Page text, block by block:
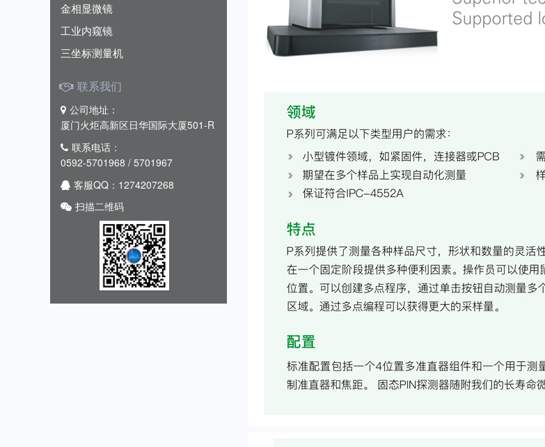
金相显微镜
工业内窥镜
三坐标测量机
联系我们
公司地址：
厦门火炬高新区日华国际大厦501-R
联系电话：
0592-5701968 / 5701967
客服QQ：1274207268
扫描二维码